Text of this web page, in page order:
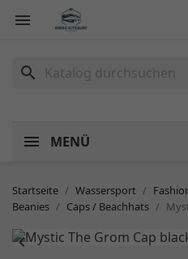

search
MENÜ
Startseite Wassersport
Beanies
Caps / Beachhats
